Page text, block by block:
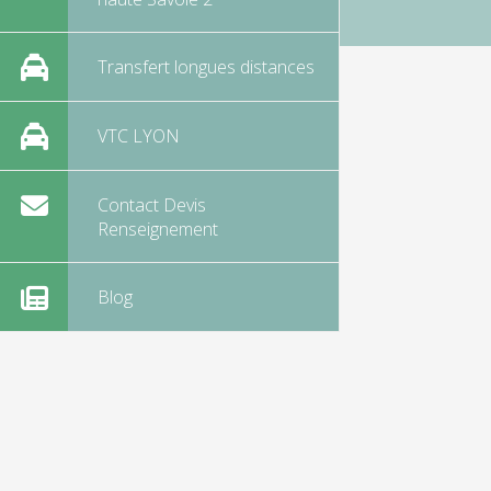
Transfert longues distances
VTC LYON
Contact Devis
Renseignement
Blog